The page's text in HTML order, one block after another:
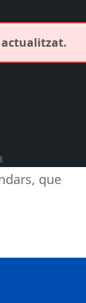
actualitzat.
que